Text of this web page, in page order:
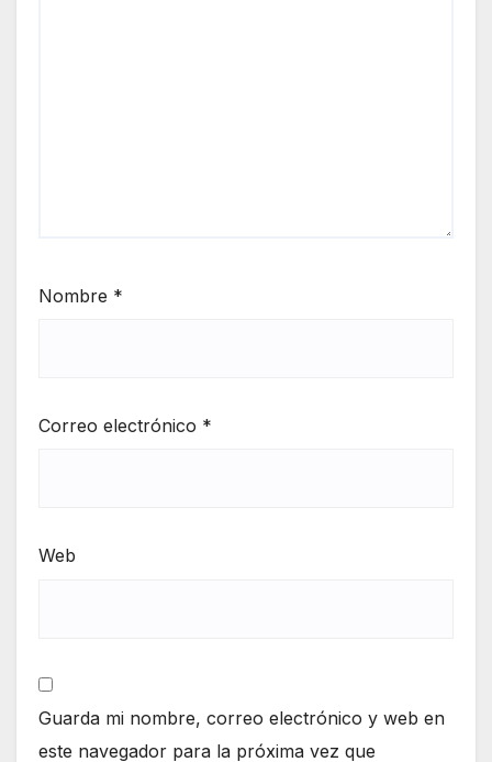
Nombre *
Correo electrónico *
Web
Guarda mi nombre, correo electrónico y web en
este navegador para la próxima vez que